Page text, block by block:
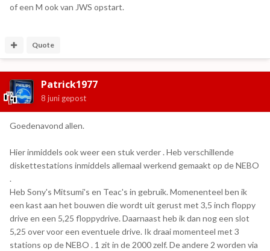
of een M ook van JWS opstart.
Quote
Patrick1977
8 juni gepost
Goedenavond allen.
Hier inmiddels ook weer een stuk verder . Heb verschillende
diskettestations inmiddels allemaal werkend gemaakt op de NEBO
.
Heb Sony's Mitsumi's en Teac's in gebruik. Momenenteel ben ik
een kast aan het bouwen die wordt uit gerust met 3,5 inch floppy
drive en een 5,25 floppydrive. Daarnaast heb ik dan nog een slot
5,25 over voor een eventuele drive. Ik draai momenteel met 3
stations op de NEBO . 1 zit in de 2000 zelf. De andere 2 worden via